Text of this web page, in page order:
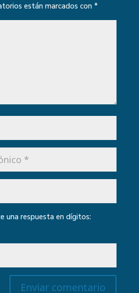
están marcados con *
una respuesta en dígitos: